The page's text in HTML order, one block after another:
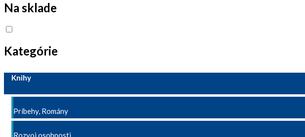
Na sklade
Kategórie
Knihy
Príbehy, Romány
Rozvoj osobnosti